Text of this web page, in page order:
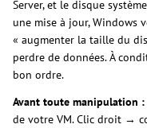
Server, et le disque
une mise à jour, Windows
« augmenter la taille du
perdre de données. À
bon ordre.
Avant toute manipulation :
de votre VM. Clic droit →